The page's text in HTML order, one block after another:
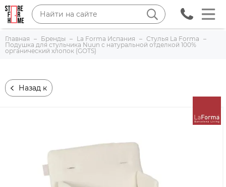
Главная Бренды La Forma Испания
Стулья La Forma
Подушка для стульчика Nuun с натуральной отделкой 100%
органический хлопок (GOTS)
Назад к